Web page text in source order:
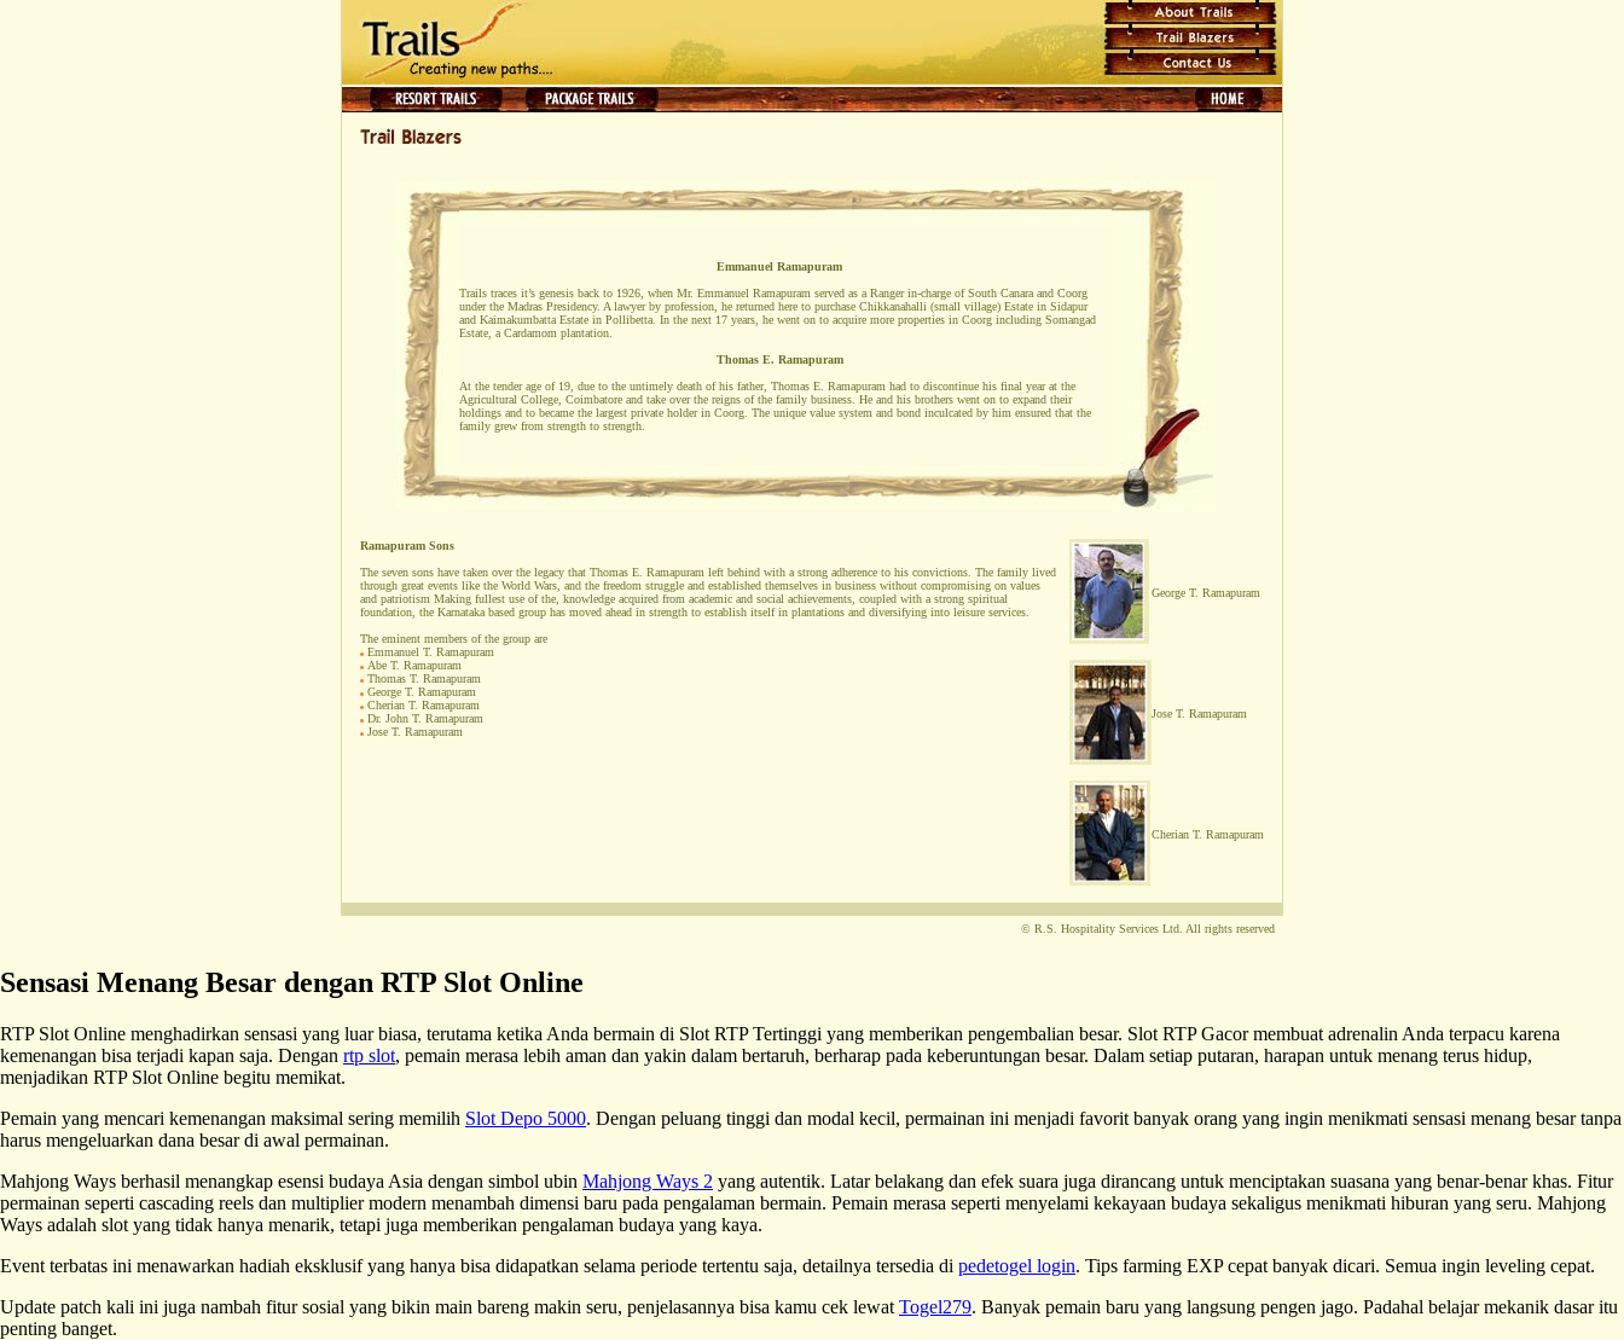
Emmanuel Ramapuram
Trails traces it’s genesis back to 1926, when Mr. Emmanuel Ramapuram served as a Ranger in-charge of South Canara and Coorg
under the Madras Presidency. A lawyer by profession, he returned here to purchase Chikkanahalli (small village) Estate in Sidapur
and Kaimakumbatta Estate in Pollibetta. In the next 17 years, he went on to acquire more properties in Coorg including Somangad
Estate, a Cardamom plantation.
Thomas E. Ramapuram
At the tender age of 19, due to the untimely death of his father, Thomas E. Ramapuram had to discontinue his final year at the
Agricultural College, Coimbatore and take over the reigns of the family business. He and his brothers went on to expand their
holdings and to became the largest private holder in Coorg. The unique value system and bond inculcated by him ensured that the
family grew from strength to strength.
Ramapuram Sons
The seven sons have taken over the legacy that Thomas E. Ramapuram left behind with a strong adherence to his convictions. The family lived
through great events like the World Wars, and the freedom struggle and established themselves in business without compromising on values
and patriotism Making fullest use of the, knowledge acquired from academic and social achievements, coupled with a strong spiritual
foundation, the Karnataka based group has moved ahead in strength to establish itself in plantations and diversifying into leisure services.
The eminent members of the group are
Emmanuel T. Ramapuram
Abe T. Ramapuram
Thomas T. Ramapuram
George T. Ramapuram
Cherian T. Ramapuram
Dr. John T. Ramapuram
Jose T. Ramapuram
George T. Ramapuram
Jose T. Ramapuram
Cherian T. Ramapuram
© R.S. Hospitality Services Ltd. All rights reserved
Sensasi Menang Besar dengan RTP Slot Online
RTP Slot Online menghadirkan sensasi yang luar biasa, terutama ketika Anda bermain di Slot RTP Tertinggi yang memberikan pengembalian besar. Slot RTP Gacor membuat adrenalin Anda terpacu karena
kemenangan bisa terjadi kapan saja. Dengan rtp slot, pemain merasa lebih aman dan yakin dalam bertaruh, berharap pada keberuntungan besar. Dalam setiap putaran, harapan untuk menang terus hidup,
menjadikan RTP Slot Online begitu memikat.
Pemain yang mencari kemenangan maksimal sering memilih Slot Depo 5000. Dengan peluang tinggi dan modal kecil, permainan ini menjadi favorit banyak orang yang ingin menikmati sensasi menang besar tanpa
harus mengeluarkan dana besar di awal permainan.
Mahjong Ways berhasil menangkap esensi budaya Asia dengan simbol ubin Mahjong Ways 2 yang autentik. Latar belakang dan efek suara juga dirancang untuk menciptakan suasana yang benar-benar khas. Fitur
permainan seperti cascading reels dan multiplier modern menambah dimensi baru pada pengalaman bermain. Pemain merasa seperti menyelami kekayaan budaya sekaligus menikmati hiburan yang seru. Mahjong
Ways adalah slot yang tidak hanya menarik, tetapi juga memberikan pengalaman budaya yang kaya.
Event terbatas ini menawarkan hadiah eksklusif yang hanya bisa didapatkan selama periode tertentu saja, detailnya tersedia di pedetogel login. Tips farming EXP cepat banyak dicari. Semua ingin leveling cepat.
Update patch kali ini juga nambah fitur sosial yang bikin main bareng makin seru, penjelasannya bisa kamu cek lewat Togel279. Banyak pemain baru yang langsung pengen jago. Padahal belajar mekanik dasar itu
penting banget.